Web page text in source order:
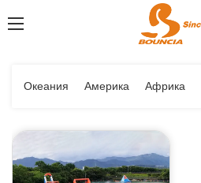
Океания Америка Африка